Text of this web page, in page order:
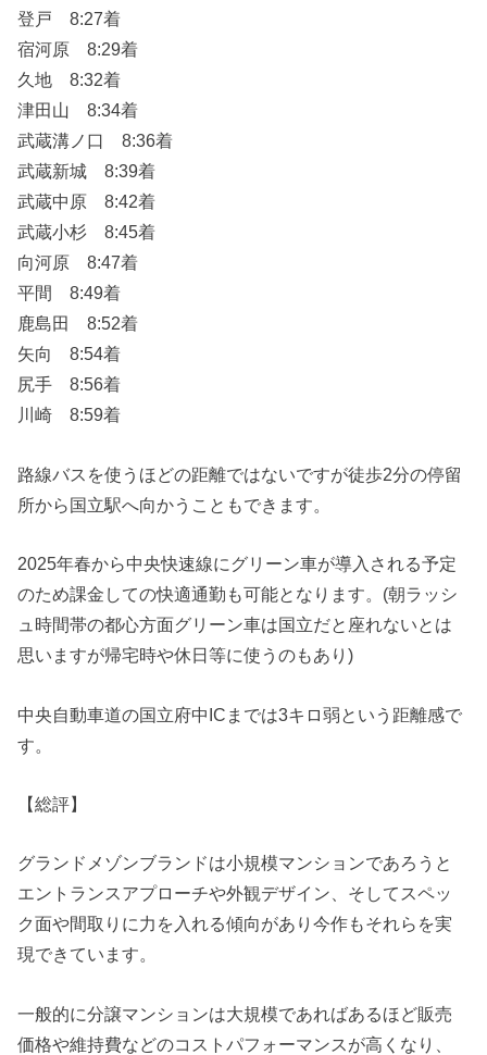
登戸 8:27着
宿河原 8:29着
久地 8:32着
津田山 8:34着
武蔵溝ノ口 8:36着
武蔵新城 8:39着
武蔵中原 8:42着
武蔵小杉 8:45着
向河原 8:47着
平間 8:49着
鹿島田 8:52着
矢向 8:54着
尻手 8:56着
川崎 8:59着
路線バスを使うほどの距離ではないですが徒歩2分の停留
所から国立駅へ向かうこともできます。
2025年春から中央快速線にグリーン車が導入される予定
のため課金しての快適通勤も可能となります。(朝ラッシ
ュ時間帯の都心方面グリーン車は国立だと座れないとは
思いますが帰宅時や休日等に使うのもあり)
中央自動車道の国⽴府中ICまでは3キロ弱という距離感で
す。
【総評】
グランドメゾンブランドは小規模マンションであろうと
エントランスアプローチや外観デザイン、そしてスペッ
ク面や間取りに力を入れる傾向があり今作もそれらを実
現できています。
一般的に分譲マンションは大規模であればあるほど販売
価格や維持費などのコストパフォーマンスが高くなり、